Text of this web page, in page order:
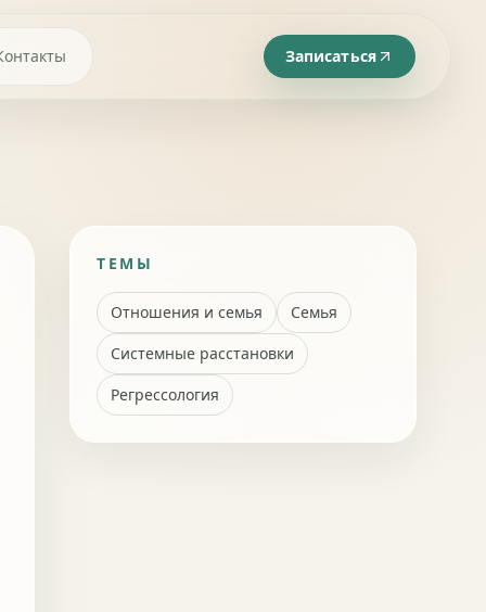
Записаться
ТЕМЫ
Отношения и семья
Семья
Системные расстановки
Регрессология